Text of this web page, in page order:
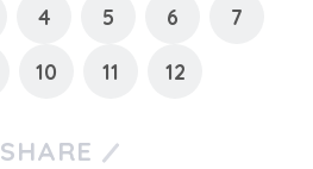
4 5 6 7
10 11 12
SHARE